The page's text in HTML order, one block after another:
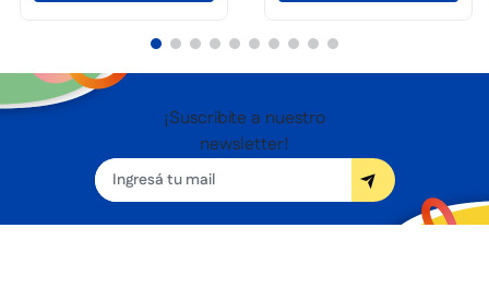
¡Suscribite a nuestro
newsletter!